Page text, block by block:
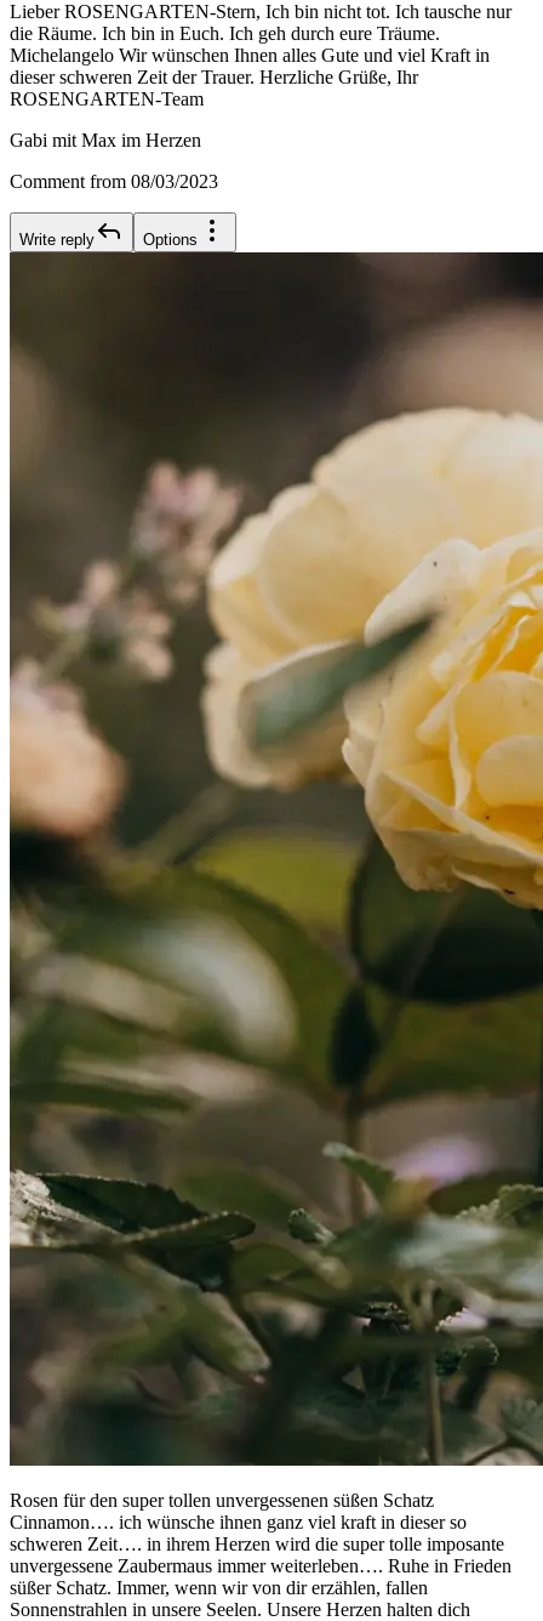
Lieber ROSENGARTEN-Stern, Ich bin nicht tot. Ich tausche nur
die Räume. Ich bin in Euch. Ich geh durch eure Träume.
Michelangelo Wir wünschen Ihnen alles Gute und viel Kraft in
dieser schweren Zeit der Trauer. Herzliche Grüße, Ihr
ROSENGARTEN-Team
Gabi mit Max im Herzen
Comment from 08/03/2023
Write reply Options
Rosen für den super tollen unvergessenen süßen Schatz
Cinnamon…. ich wünsche ihnen ganz viel kraft in dieser so
schweren Zeit…. in ihrem Herzen wird die super tolle imposante
unvergessene Zaubermaus immer weiterleben…. Ruhe in Frieden
süßer Schatz. Immer, wenn wir von dir erzählen, fallen
Sonnenstrahlen in unsere Seelen. Unsere Herzen halten dich